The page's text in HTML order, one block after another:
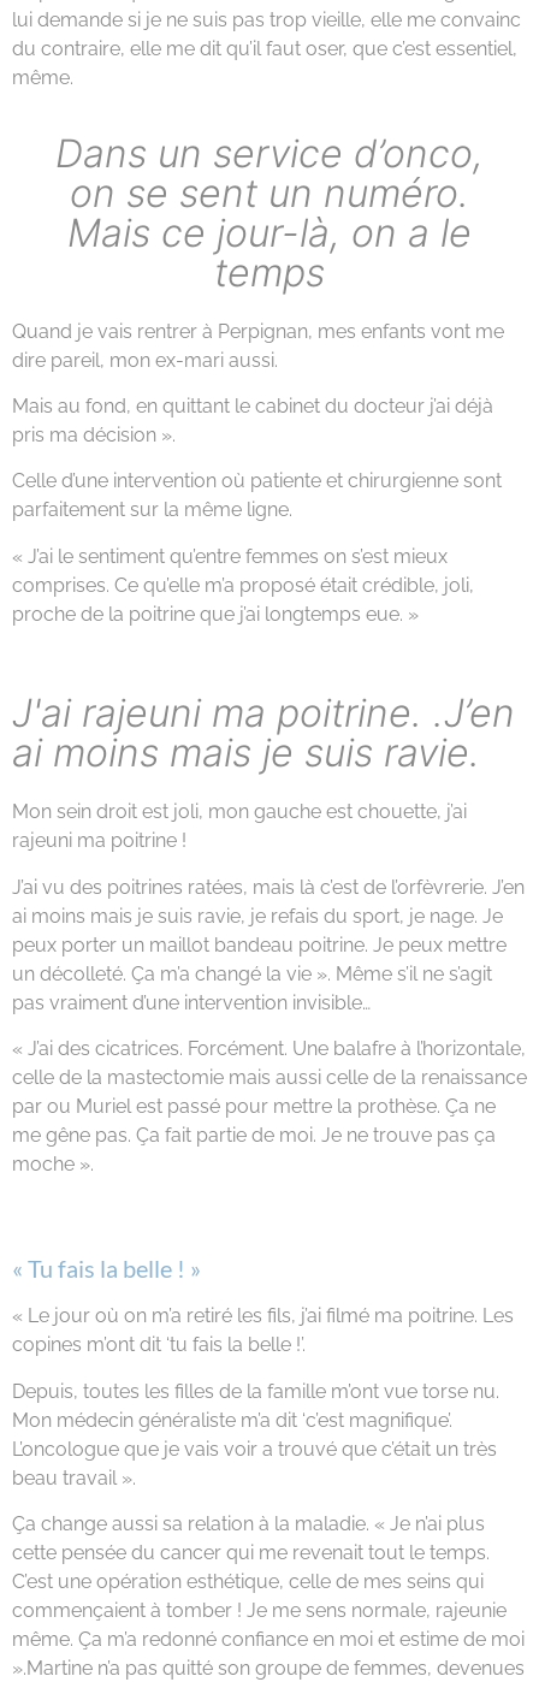
lui demande si je ne suis pas trop vieille, elle me convainc
du contraire, elle me dit qu’il faut oser, que c’est essentiel,
même.
Dans un service d’onco,
on se sent un numéro.
Mais ce jour-là, on a le
temps
Quand je vais rentrer à Perpignan, mes enfants vont me
dire pareil, mon ex-mari aussi.
Mais au fond, en quittant le cabinet du docteur j’ai déjà
pris ma décision ».
Celle d’une intervention où patiente et chirurgienne sont
parfaitement sur la même ligne.
« J’ai le sentiment qu’entre femmes on s’est mieux
comprises. Ce qu’elle m’a proposé était crédible, joli,
proche de la poitrine que j’ai longtemps eue. »
J'ai rajeuni ma poitrine. .J’en
ai moins mais je suis ravie.
Mon sein droit est joli, mon gauche est chouette, j’ai
rajeuni ma poitrine !
J’ai vu des poitrines ratées, mais là c’est de l’orfèvrerie. J’en
ai moins mais je suis ravie, je refais du sport, je nage. Je
peux porter un maillot bandeau poitrine. Je peux mettre
un décolleté. Ça m’a changé la vie ». Même s’il ne s’agit
pas vraiment d’une intervention invisible…
« J’ai des cicatrices. Forcément. Une balafre à l’horizontale,
celle de la mastectomie mais aussi celle de la renaissance
par ou Muriel est passé pour mettre la prothèse. Ça ne
me gêne pas. Ça fait partie de moi. Je ne trouve pas ça
moche ».
« Tu fais la belle ! »
« Le jour où on m’a retiré les fils, j’ai filmé ma poitrine. Les
copines m’ont dit ‘tu fais la belle !’.
Depuis, toutes les filles de la famille m’ont vue torse nu.
Mon médecin généraliste m’a dit ‘c’est magnifique’.
L’oncologue que je vais voir a trouvé que c’était un très
beau travail ».
Ça change aussi sa relation à la maladie. « Je n’ai plus
cette pensée du cancer qui me revenait tout le temps.
C’est une opération esthétique, celle de mes seins qui
commençaient à tomber ! Je me sens normale, rajeunie
même. Ça m’a redonné confiance en moi et estime de moi
».Martine n’a pas quitté son groupe de femmes, devenues